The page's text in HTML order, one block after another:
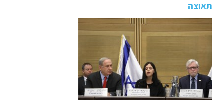
תאוצה